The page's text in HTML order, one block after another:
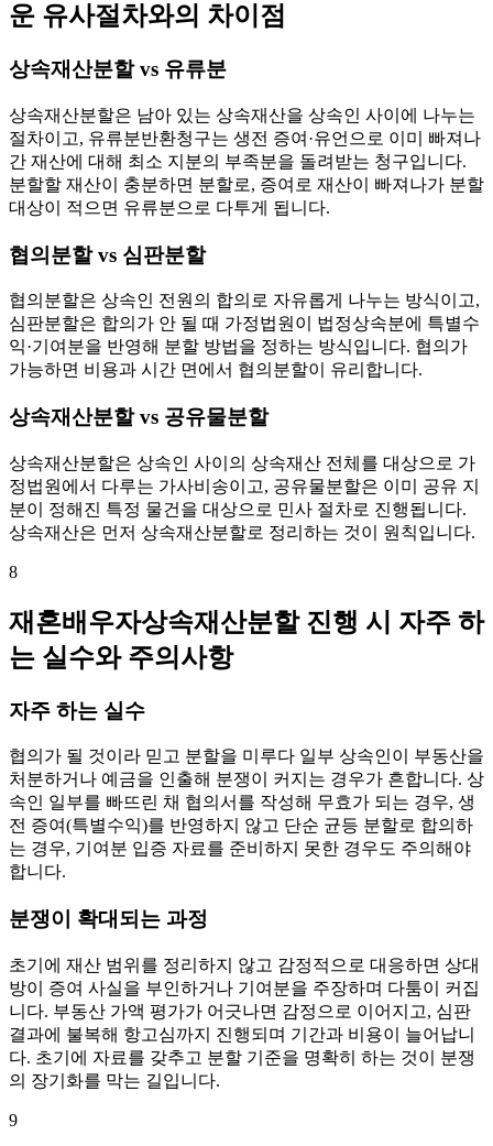
운 유사절차와의 차이점
상속재산분할 vs 유류분
상속재산분할은 남아 있는 상속재산을 상속인 사이에 나누는
절차이고, 유류분반환청구는 생전 증여·유언으로 이미 빠져나
간 재산에 대해 최소 지분의 부족분을 돌려받는 청구입니다.
분할할 재산이 충분하면 분할로, 증여로 재산이 빠져나가 분할
대상이 적으면 유류분으로 다투게 됩니다.
협의분할 vs 심판분할
협의분할은 상속인 전원의 합의로 자유롭게 나누는 방식이고,
심판분할은 합의가 안 될 때 가정법원이 법정상속분에 특별수
익·기여분을 반영해 분할 방법을 정하는 방식입니다. 협의가
가능하면 비용과 시간 면에서 협의분할이 유리합니다.
상속재산분할 vs 공유물분할
상속재산분할은 상속인 사이의 상속재산 전체를 대상으로 가
정법원에서 다루는 가사비송이고, 공유물분할은 이미 공유 지
분이 정해진 특정 물건을 대상으로 민사 절차로 진행됩니다.
상속재산은 먼저 상속재산분할로 정리하는 것이 원칙입니다.
8
재혼배우자상속재산분할 진행 시 자주 하
는 실수와 주의사항
자주 하는 실수
협의가 될 것이라 믿고 분할을 미루다 일부 상속인이 부동산을
처분하거나 예금을 인출해 분쟁이 커지는 경우가 흔합니다. 상
속인 일부를 빠뜨린 채 협의서를 작성해 무효가 되는 경우, 생
전 증여(특별수익)를 반영하지 않고 단순 균등 분할로 합의하
는 경우, 기여분 입증 자료를 준비하지 못한 경우도 주의해야
합니다.
분쟁이 확대되는 과정
초기에 재산 범위를 정리하지 않고 감정적으로 대응하면 상대
방이 증여 사실을 부인하거나 기여분을 주장하며 다툼이 커집
니다. 부동산 가액 평가가 어긋나면 감정으로 이어지고, 심판
결과에 불복해 항고심까지 진행되며 기간과 비용이 늘어납니
다. 초기에 자료를 갖추고 분할 기준을 명확히 하는 것이 분쟁
의 장기화를 막는 길입니다.
9